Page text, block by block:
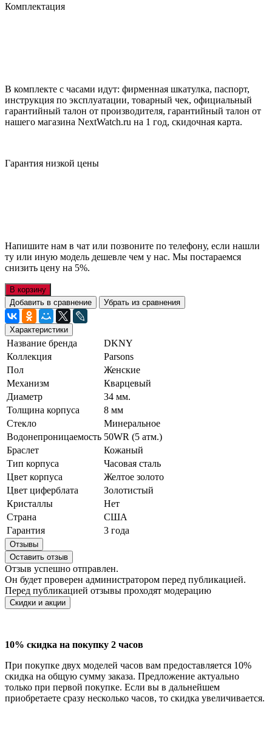
Комплектация
В комплекте с часами идут: фирменная шкатулка, паспорт,
инструкция по эксплуатации, товарный чек, официальный
гарантийный талон от производителя, гарантийный талон от
нашего магазина NextWatch.ru на 1 год, скидочная карта.
Гарантия низкой цены
Напишите нам в чат или позвоните по телефону, если нашли
ту или иную модель дешевле чем у нас. Мы постараемся
снизить цену на 5%.
В корзину
Добавить в сравнение
Убрать из сравнения
Характеристики
Название бренда
DKNY
Коллекция
Parsons
Пол
Женские
Механизм
Кварцевый
Диаметр
34 мм.
Толщина корпуса
8 мм
Стекло
Минеральное
Водонепроницаемость 50WR (5 атм.)
Браслет
Кожаный
Тип корпуса
Часовая сталь
Цвет корпуса
Желтое золото
Цвет циферблата
Золотистый
Кристаллы
Нет
Страна
США
Гарантия
3 года
Отзывы
Оставить отзыв
Отзыв успешно отправлен.
Он будет проверен администратором перед публикацией.
Перед публикацией отзывы проходят модерацию
Скидки и акции
10% скидка на покупку 2 часов
При покупке двух моделей часов вам предоставляется 10%
скидка на общую сумму заказа. Предложение актуально
только при первой покупке. Если вы в дальнейшем
приобретаете сразу несколько часов, то скидка увеличивается.